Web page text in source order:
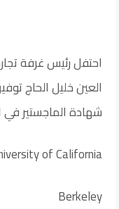
احتفل رئيس غرفة
العين خليل الحاج
شهادة الماجستير في
of California
Berkeley